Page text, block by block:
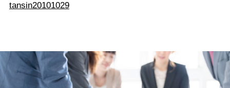
tansin20101029